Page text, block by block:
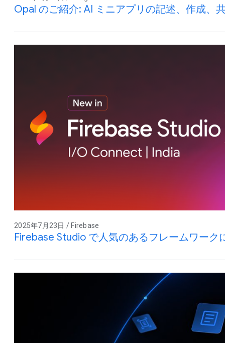
Opal のご紹介: AI ミニアプリの記述、作成、
2025年7月23日 / Firebase
Firebase Studio で人気のあるフレームワーク